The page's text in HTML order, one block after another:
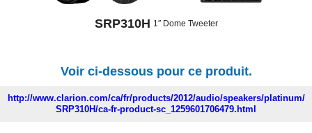
SRP310H 1″ Dome Tweeter
Voir ci-dessous pour ce produit.
http://www.clarion.com/ca/fr/products/2012/audio/speakers/platinum/
SRP310H/ca-fr-product-sc_1259601706479.html